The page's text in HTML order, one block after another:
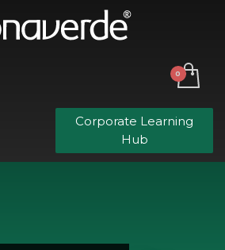
Corporate Learning
Hub